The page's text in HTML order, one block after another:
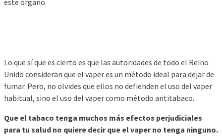
este órgano.
Lo que sí que es cierto es que las autoridades de todo el Reino
Unido consideran que el vaper es un método ideal para dejar de
fumar. Pero, no olvides que ellos no defienden el uso del vaper
habitual, sino el uso del vaper como método antitabaco.
Que el tabaco tenga muchos más efectos perjudiciales
para tu salud no quiere decir que el vaper no tenga ninguno.